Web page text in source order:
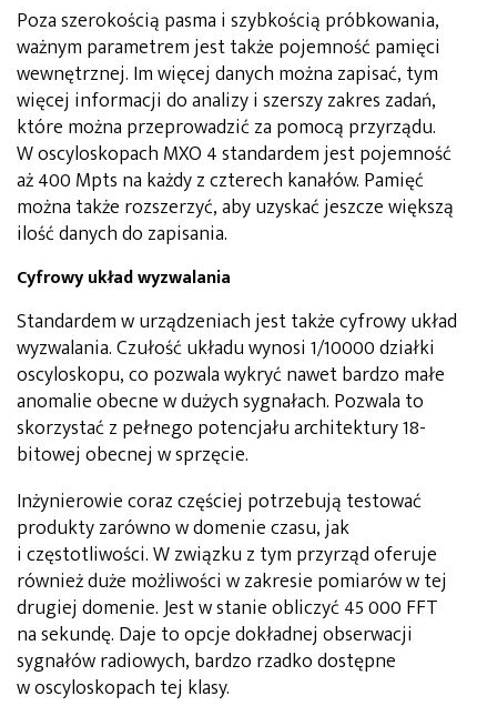
Poza szerokością pasma i szybkością próbkowania,
ważnym parametrem jest także pojemność pamięci
wewnętrznej. Im więcej danych można zapisać, tym
więcej informacji do analizy i szerszy zakres zadań,
które można przeprowadzić za pomocą przyrządu.
W oscyloskopach MXO 4 standardem jest pojemność
aż 400 Mpts na każdy z czterech kanałów. Pamięć
można także rozszerzyć, aby uzyskać jeszcze większą
ilość danych do zapisania.
Cyfrowy układ wyzwalania
Standardem w urządzeniach jest także cyfrowy układ
wyzwalania. Czułość układu wynosi 1/10000 działki
oscyloskopu, co pozwala wykryć nawet bardzo małe
anomalie obecne w dużych sygnałach. Pozwala to
skorzystać z pełnego potencjału architektury 18-
bitowej obecnej w sprzęcie.
Inżynierowie coraz częściej potrzebują testować
produkty zarówno w domenie czasu, jak
i częstotliwości. W związku z tym przyrząd oferuje
również duże możliwości w zakresie pomiarów w tej
drugiej domenie. Jest w stanie obliczyć 45 000 FFT
na sekundę. Daje to opcje dokładnej obserwacji
sygnałów radiowych, bardzo rzadko dostępne
w oscyloskopach tej klasy.